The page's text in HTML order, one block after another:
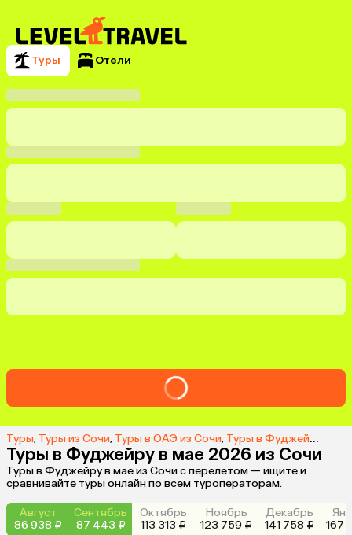
Туры Отели
Туры, Туры из Сочи, Туры в ОАЭ из Сочи, Туры в Фуджейру из Сочи
Туры в Фуджейру в мае 2026 из Сочи
Туры в Фуджейру в мае из Сочи с перелетом — ищите и
сравнивайте туры онлайн по всем туроператорам.
Август
86 938 ₽
Сентябрь
87 443 ₽
Октябрь
113 313 ₽
Ноябрь
123 759 ₽
Декабрь
141 758 ₽
167